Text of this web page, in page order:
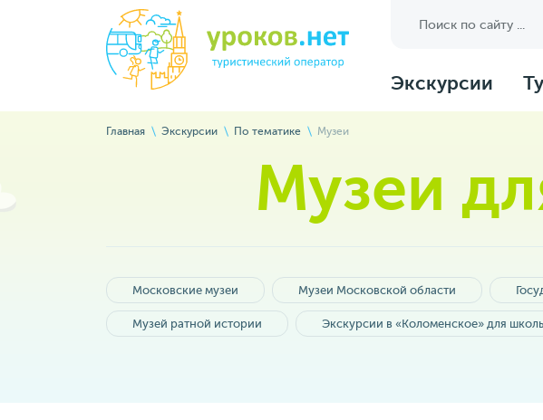
Экскурсии
Главная Экскурсии По тематике Музеи
Музеи
Московские музеи Музеи Московской области
Музей ратной истории Экскурсии в «Коломенское» для